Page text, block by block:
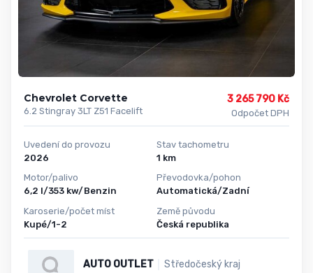
Chevrolet Corvette
6.2 Stingray 3LT Z51 Facelift
3 265 790 Kč
Odpočet DPH
Uvedení do provozu
2026
Motor/palivo
6,2 l/353 kw/Benzin
Karoserie/počet míst
Kupé/1-2
Stav tachometru
1 km
Převodovka/pohon
Automatická/Zadní
Země původu
Česká republika
AUTO OUTLET Středočeský kraj